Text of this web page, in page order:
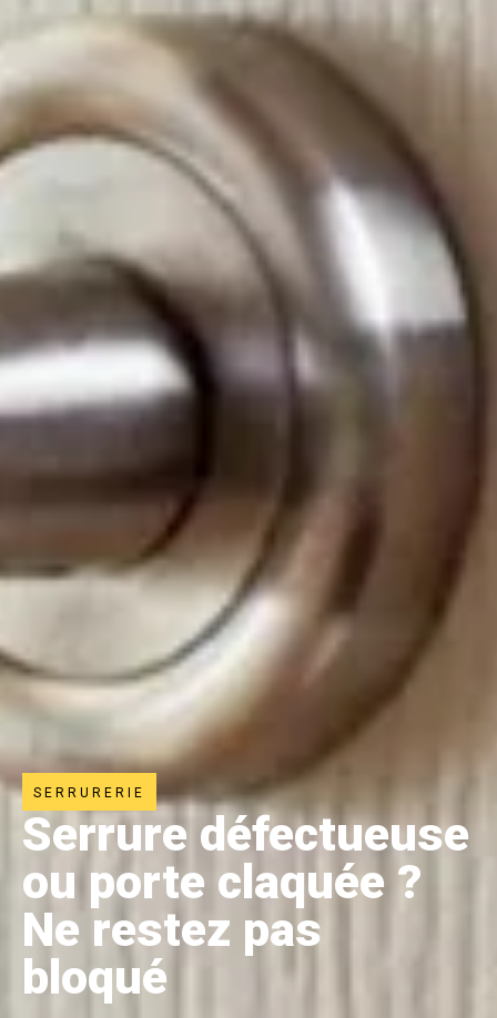
SERRURERIE
Serrure défectueuse
ou porte claquée ?
Ne restez pas
bloqué